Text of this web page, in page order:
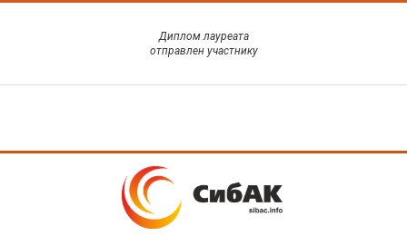
Диплом лауреата
отправлен участнику